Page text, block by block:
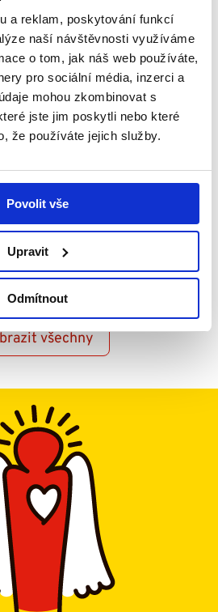
a reklam, poskytování funkcí
naší návštěvnosti využíváme
o tom, jak náš web používáte,
pro sociální média, inzerci a
mohou zkombinovat s
jste jim poskytli nebo které
že používáte jejich služby.
Povolit vše
Upravit
Odmítnout
všechny